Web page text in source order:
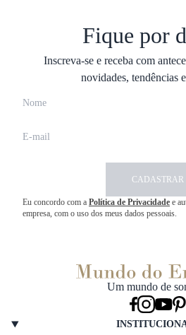
Fique por
Inscreva-se e receba com
novidades, tendências
CADASTRAR
Eu concordo com a Política de Privacidade e
empresa, com o uso dos meus dados pessoais.
Um mundo de